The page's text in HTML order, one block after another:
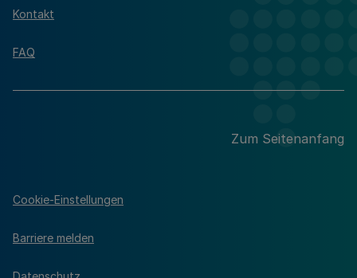
Kontakt
FAQ
Zum Seitenanfang
Cookie-Einstellungen
Barriere melden